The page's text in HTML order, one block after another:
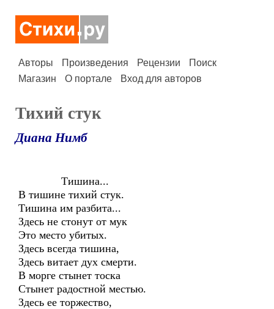
Авторы Произведения Рецензии
Поиск
Магазин
О портале Вход для авторов
Тихий стук
Диана Нимб
Тишина...
В тишине тихий стук.
Тишина им разбита...
Здесь не стонут от мук
Это место убитых.
Здесь всегда тишина,
Здесь витает дух смерти.
В морге стынет тоска
Стынет радостной местью.
Здесь ее торжество,